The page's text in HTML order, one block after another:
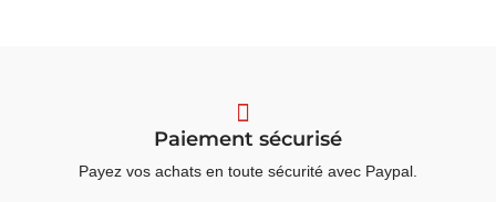
Paiement sécurisé
Payez vos achats en toute sécurité avec Paypal.